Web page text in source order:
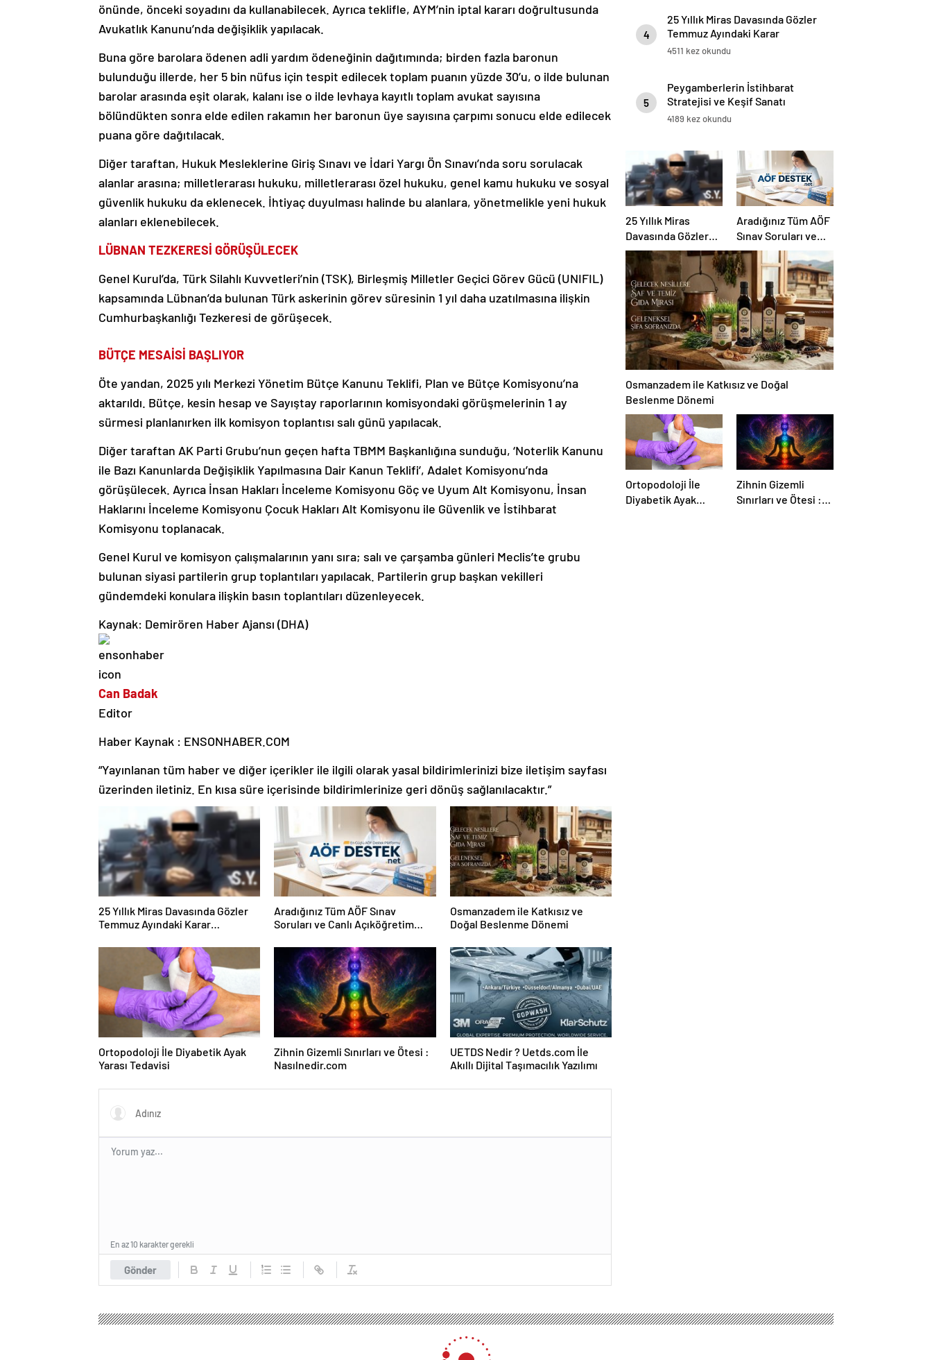
önünde, önceki soyadını da kullanabilecek. Ayrıca teklifle, AYM’nin iptal kararı doğrultusunda
Avukatlık Kanunu’nda değişiklik yapılacak.
Buna göre barolara ödenen adli yardım ödeneğinin dağıtımında; birden fazla baronun
bulunduğu illerde, her 5 bin nüfus için tespit edilecek toplam puanın yüzde 30’u, o ilde bulunan
barolar arasında eşit olarak, kalanı ise o ilde levhaya kayıtlı toplam avukat sayısına
bölündükten sonra elde edilen rakamın her baronun üye sayısına çarpımı sonucu elde edilecek
puana göre dağıtılacak.
Diğer taraftan, Hukuk Mesleklerine Giriş Sınavı ve İdari Yargı Ön Sınavı’nda soru sorulacak
alanlar arasına; milletlerarası hukuku, milletlerarası özel hukuku, genel kamu hukuku ve sosyal
güvenlik hukuku da eklenecek. İhtiyaç duyulması halinde bu alanlara, yönetmelikle yeni hukuk
alanları eklenebilecek.
LÜBNAN TEZKERESİ GÖRÜŞÜLECEK
Genel Kurul’da, Türk Silahlı Kuvvetleri’nin (TSK), Birleşmiş Milletler Geçici Görev Gücü (UNIFIL)
kapsamında Lübnan’da bulunan Türk askerinin görev süresinin 1 yıl daha uzatılmasına ilişkin
Cumhurbaşkanlığı Tezkeresi de görüşecek.
BÜTÇE MESAİSİ BAŞLIYOR
Öte yandan, 2025 yılı Merkezi Yönetim Bütçe Kanunu Teklifi, Plan ve Bütçe Komisyonu’na
aktarıldı. Bütçe, kesin hesap ve Sayıştay raporlarının komisyondaki görüşmelerinin 1 ay
sürmesi planlanırken ilk komisyon toplantısı salı günü yapılacak.
Diğer taraftan AK Parti Grubu’nun geçen hafta TBMM Başkanlığına sunduğu, ‘Noterlik Kanunu
ile Bazı Kanunlarda Değişiklik Yapılmasına Dair Kanun Teklifi’, Adalet Komisyonu’nda
görüşülecek. Ayrıca İnsan Hakları İnceleme Komisyonu Göç ve Uyum Alt Komisyonu, İnsan
Haklarını İnceleme Komisyonu Çocuk Hakları Alt Komisyonu ile Güvenlik ve İstihbarat
Komisyonu toplanacak.
Genel Kurul ve komisyon çalışmalarının yanı sıra; salı ve çarşamba günleri Meclis’te grubu
bulunan siyasi partilerin grup toplantıları yapılacak. Partilerin grup başkan vekilleri
gündemdeki konulara ilişkin basın toplantıları düzenleyecek.
Kaynak: Demirören Haber Ajansı (DHA)
Can Badak
Editor
Haber Kaynak : ENSONHABER.COM
“Yayınlanan tüm haber ve diğer içerikler ile ilgili olarak yasal bildirimlerinizi bize iletişim sayfası
üzerinden iletiniz. En kısa süre içerisinde bildirimlerinize geri dönüş sağlanılacaktır.”
25 Yıllık Miras Davasında Gözler
Temmuz Ayındaki Karar
Aradığınız Tüm AÖF Sınav
Soruları ve Canlı Açıköğretim
Osmanzadem ile Katkısız ve
Doğal Beslenme Dönemi
Ortopodoloji İle Diyabetik Ayak
Yarası Tedavisi
Zihnin Gizemli Sınırları ve Ötesi :
Nasılnedir.com
UETDS Nedir ? Uetds.com İle
Akıllı Dijital Taşımacılık Yazılımı
Gönder
En az 10 karakter gerekli
4
25 Yıllık Miras Davasında Gözler
Temmuz Ayındaki Karar
Duruşmasına Çevrildi
4511 kez okundu
5
Peygamberlerin İstihbarat
Stratejisi ve Keşif Sanatı
4189 kez okundu
25 Yıllık Miras
Davasında Gözler
Temmuz Ayındaki
Karar Duruşmasına
Çevrildi
Aradığınız Tüm AÖF
Sınav Soruları ve
Canlı Açıköğretim
Forumu Burada
Osmanzadem ile Katkısız ve Doğal
Beslenme Dönemi
Ortopodoloji İle
Diyabetik Ayak
Zihnin Gizemli
Sınırları ve Ötesi :